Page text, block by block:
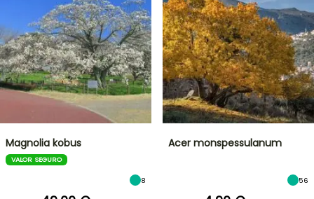
Magnolia kobus
VALOR SEGURO
8
Acer monspessulanum
56